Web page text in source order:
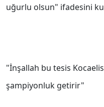
uğurlu olsun" ifadesini
"İnşallah bu tesis
şampiyonluk getirir"